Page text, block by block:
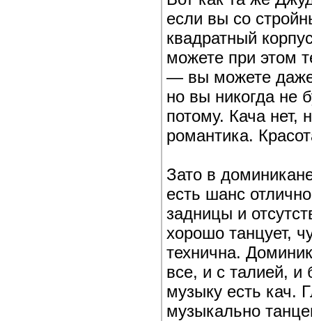
если вы со
квадратный
можете при этом
— вы можете даже
но вы никогда не
потому. Кача нет,
романтика.
Зато в
есть шанс
задницы и
хорошо танцует,
технична.
все, и с талией, и
музыку есть кач.
музыкально